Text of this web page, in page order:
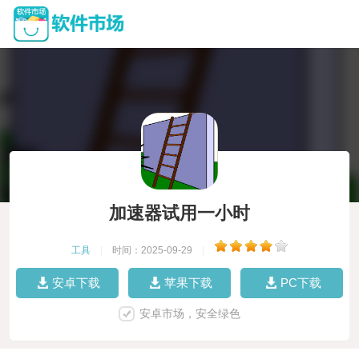
加速器试用一小时
工具 时间：2025-09-29
安卓下载 苹果下载 PC下载
安卓市场，安全绿色